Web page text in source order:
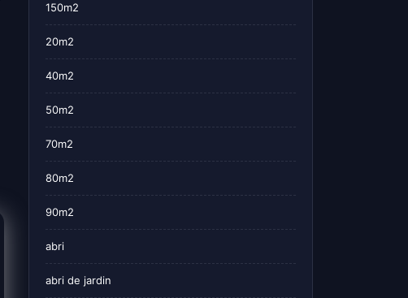
150m2
20m2
40m2
50m2
70m2
80m2
90m2
abri
abri de jardin